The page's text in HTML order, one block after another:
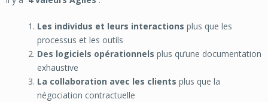
Les individus et leurs interactionsplus que les
processus et les outils
Des logiciels opérationnelsplus qu’une documentation
exhaustive
La collaboration avec les clientsplus que la
négociation contractuelle